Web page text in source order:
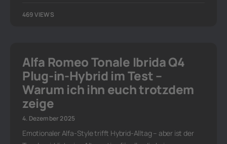
469 VIEWS
Alfa Romeo Tonale Ibrida Q4
Plug-in-Hybrid im Test –
Warum ich ihn euch trotzdem
zeige
4. Dezember 2025
Emotionaler Alfa-Style trifft Hybrid-Alltag – aber ist der